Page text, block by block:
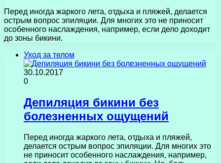
Перед иногда жаркого лета, отдыха и пляжей, делается
острым вопрос эпиляции. Для многих это не приносит
особенного наслаждения, например, если дело доходит
до зоны бикини.
Уход за телом
30.10.2017
0
Депиляция бикини без
болезненных ощущений
Перед иногда жаркого лета, отдыха и пляжей,
делается острым вопрос эпиляции. Для многих это
не приносит особенного наслаждения, например,